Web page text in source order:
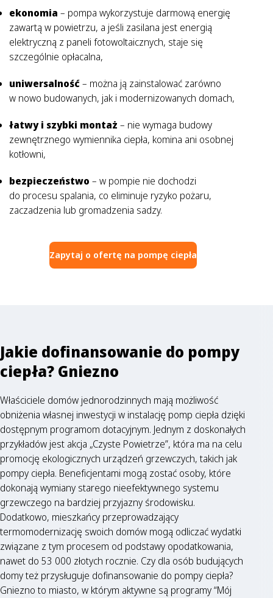
ekonomia – pompa wykorzystuje darmową energię
zawartą w powietrzu, a jeśli zasilana jest energią
elektryczną z paneli fotowoltaicznych, staje się
szczególnie opłacalna,
uniwersalność– można ją zainstalować zarówno
w nowo budowanych, jak i modernizowanych domach,
łatwy i szybki montaż – nie wymaga budowy
zewnętrznego wymiennika ciepła, komina ani osobnej
kotłowni,
bezpieczeństwo – w pompie nie dochodzi
do procesu spalania, co eliminuje ryzyko pożaru,
zaczadzenia lub gromadzenia sadzy.
Zapytaj o ofertę na pompę ciepła
Jakie dofinansowanie do pompy
ciepła? Gniezno
Właściciele domów jednorodzinnych mają możliwość
obniżenia własnej inwestycji w instalację pomp ciepła dzięki
dostępnym programom dotacyjnym. Jednym z doskonałych
przykładów jest akcja „Czyste Powietrze”, która ma na celu
promocję ekologicznych urządzeń grzewczych, takich jak
pompy ciepła. Beneficjentami mogą zostać osoby, które
dokonają wymiany starego nieefektywnego systemu
grzewczego na bardziej przyjazny środowisku.
Dodatkowo, mieszkańcy przeprowadzający
termomodernizację swoich domów mogą odliczać wydatki
związane z tym procesem od podstawy opodatkowania,
nawet do 53 000 złotych rocznie. Czy dla osób budujących
domy też przysługuje dofinansowanie do pompy ciepła?
Gniezno to miasto, w którym aktywne są programy “Mój